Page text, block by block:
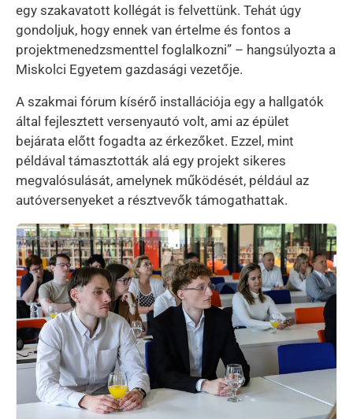
egy szakavatott kollégát is felvettünk. Tehát úgy
gondoljuk, hogy ennek van értelme és fontos a
projektmenedzsmenttel foglalkozni” – hangsúlyozta a
Miskolci Egyetem gazdasági vezetője.
A szakmai fórum kísérő installációja egy a hallgatók
által fejlesztett versenyautó volt, ami az épület
bejárata előtt fogadta az érkezőket. Ezzel, mint
példával támasztották alá egy projekt sikeres
megvalósulását, amelynek működését, például az
autóversenyeket a résztvevők támogathattak.
Kép